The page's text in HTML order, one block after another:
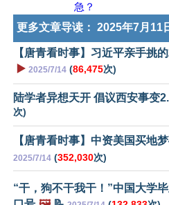
急？
更多文章导读： 2025年7月11
【唐青看时事】习近平亲手挑
▶️ 2025/7/14 (86,475次)
陆学者异想天开 倡议西安事变
次)
【唐青看时事】中资美国买地
2025/7/14 (352,030次)
“干，狗不干我干！”中国大学